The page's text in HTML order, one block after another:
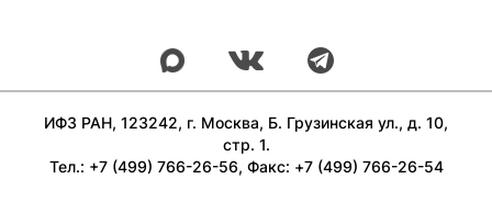
ИФЗ РАН, 123242, г. Москва, Б. Грузинская ул., д. 10,
стр. 1.
Тел.: +7 (499) 766-26-56, Факс: +7 (499) 766-26-54